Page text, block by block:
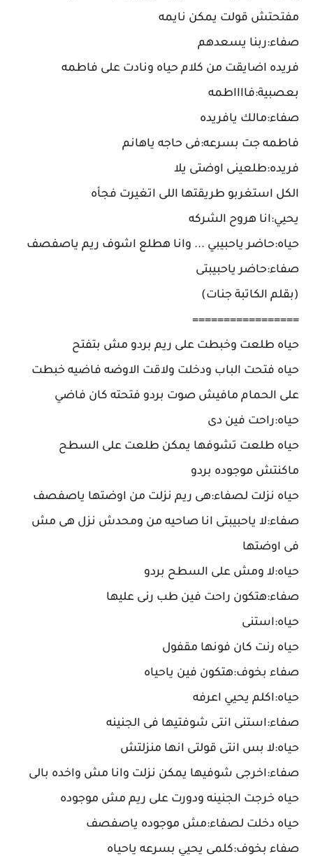
مفتحتش قولت يمكن نايمه
صفاء:ربنا يسعدهم
فريده اضايقت من كلام حياه ونادت على فاطمه
بعصبية:فااااطمه
صفاء:مالك يافريده
فاطمه جت بسرعه:فى حاجه ياهانم
فريده:طلعينى اوضتى يلا
الكل استغربو طريقتها اللى اتغيرت فجأه
يحيي:انا هروح الشركه
حياه:حاضر ياحبيبي ... وانا هطلع اشوف ريم ياصفصف
صفاء:حاضر ياحبيبتى
(بقلم الكاتبة جنات)
=================
حياه طلعت وخبطت على ريم بردو مش بتفتح
حياه فتحت الباب ودخلت ولاقت الاوضه فاضيه خبطت
على الحمام مافيش صوت بردو فتحته كان فاضي
حياه:راحت فين دى
حياه طلعت تشوفها يمكن طلعت على السطح
ماكنتش موجوده بردو
حياه نزلت لصفاء:هى ريم نزلت من اوضتها ياصفصف
صفاء:لا ياحبيبتى انا صاحيه من ومحدش نزل هى مش
فى اوضتها
حياه:لا ومش على السطح بردو
صفاء:هتكون راحت فين طب رنى عليها
حياه:استنى
حياه رنت كان فونها مقفول
صفاء بخوف:هتكون فين ياحياه
حياه:اكلم يحيي اعرفه
صفاء:استنى انتى شوفتيها فى الجنينه
حياه:لا بس انتى قولتى انها منزلتش
صفاء:اخرجى شوفيها يمكن نزلت وانا مش واخده بالى
حياه خرجت الجنينه ودورت على ريم مش موجوده
حياه دخلت لصفاء:مش موجوده ياصفصف
صفاء بخوف:كلمى يحيي بسرعه ياحياه